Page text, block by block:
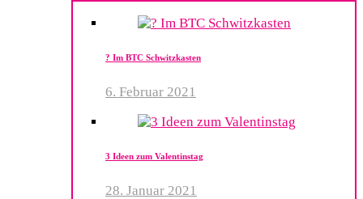
? Im BTC Schwitzkasten
6. Februar 2021
3 Ideen zum Valentinstag
28. Januar 2021